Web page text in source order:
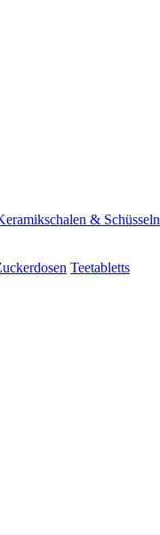
& Schüsseln
Teetabletts